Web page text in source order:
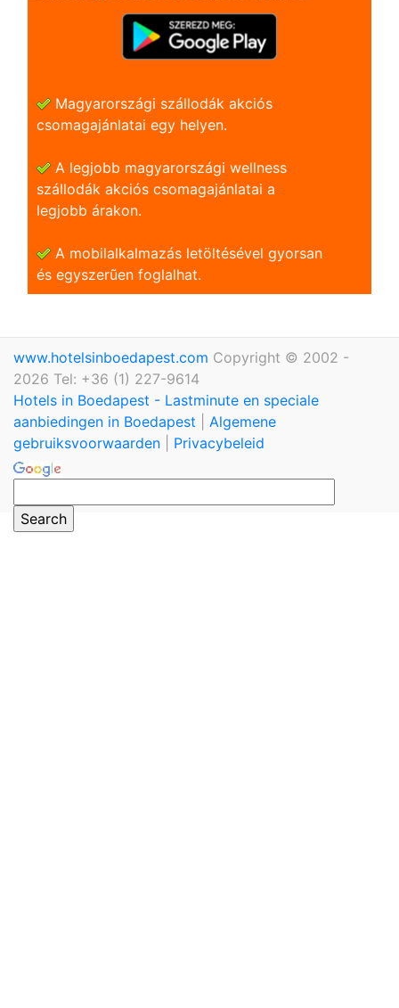
Magyarországi szállodák akciós
csomagajánlatai egy helyen.
A legjobb magyarországi wellness
szállodák akciós csomagajánlatai a
legjobb árakon.
A mobilalkalmazás letöltésével gyorsan
és egyszerũen foglalhat.
www.hotelsinboedapest.com Copyright © 2002 -
2026 Tel: +36 (1) 227-9614
Hotels in Boedapest - Lastminute en speciale
aanbiedingen in Boedapest
Algemene
gebruiksvoorwaarden
Privacybeleid